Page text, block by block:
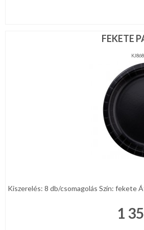
FEKETE
Kiszerelés: 8 db/csomagolás Szín: fekete
1